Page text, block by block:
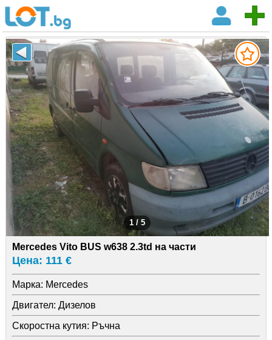
1 / 5
Mercedes Vito BUS w638 2.3td на части
Цена: 111 €
Марка: Mercedes
Двигател: Дизелов
Скоростна кутия: Ръчна